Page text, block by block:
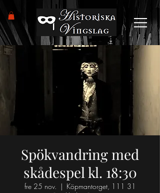
Spökvandring med
skådespel kl. 18:30
fre 25 nov.
  |
Köpmantorget, 111 31